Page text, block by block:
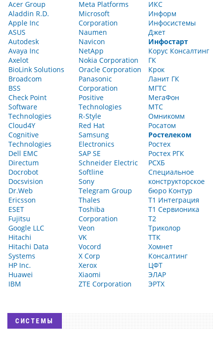
Acer Group
Aladdin R.D.
Apple Inc
ASUS
Autodesk
Avaya Inc
Axelot
BioLink Solutions
Broadcom
BSS
Check Point
Software
Technologies
Cloud4Y
Cognitive
Technologies
Dell EMC
Directum
Docrobot
Docsvision
Dr.Web
Ericsson
ESET
Fujitsu
Google LLC
Hitachi
Hitachi Data
Systems
HP Inc.
Huawei
IBM
Meta Platforms
Microsoft
Corporation
Naumen
Navicon
NetApp
Nokia Corporation
Oracle Corporation
Panasonic
Corporation
Positive
Technologies
R-Style
Red Hat
Samsung
Electronics
SAP SE
Schneider Electric
Softline
Sony
Telegram Group
Thales
Toshiba
Corporation
Veon
VK
Vocord
X Corp
Xerox
Xiaomi
ZTE Corporation
ИКС
Информ
Инфосистемы
Джет
Инфостарт
Корус Консалтинг
ГК
Крок
Ланит ГК
МГТС
МегаФон
МТС
Омникомм
Росатом
Ростелеком
Ростех
Ростех РГК
РСХБ
Специальное
конструкторское
бюро Контур
Т1 Интеграция
Т1 Сервионика
Т2
Триколор
ТТК
Хомнет
Консалтинг
ЦФТ
ЭЛАР
ЭРТХ
СИСТЕМЫ